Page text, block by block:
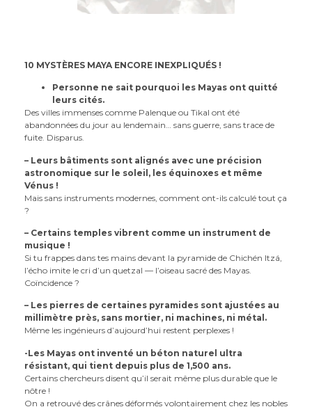
10 MYSTÈRES MAYA ENCORE INEXPLIQUÉS !
Personne ne sait pourquoi les Mayas ont quitté
leurs cités.
Des villes immenses comme Palenque ou Tikal ont été
abandonnées du jour au lendemain… sans guerre, sans trace de
fuite. Disparus.
– Leurs bâtiments sont alignés avec une précision
astronomique sur le soleil, les équinoxes et même
Vénus !
Mais sans instruments modernes, comment ont-ils calculé tout ça
?
– Certains temples vibrent comme un instrument de
musique !
Si tu frappes dans tes mains devant la pyramide de Chichén Itzá,
l’écho imite le cri d’un quetzal — l’oiseau sacré des Mayas.
Coïncidence ?
– Les pierres de certaines pyramides sont ajustées au
millimètre près, sans mortier, ni machines, ni métal.
Même les ingénieurs d’aujourd’hui restent perplexes !
-Les Mayas ont inventé un béton naturel ultra
résistant, qui tient depuis plus de 1,500 ans.
Certains chercheurs disent qu’il serait même plus durable que le
nôtre !
On a retrouvé des crânes déformés volontairement chez les nobles